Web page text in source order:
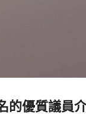
的優質議員